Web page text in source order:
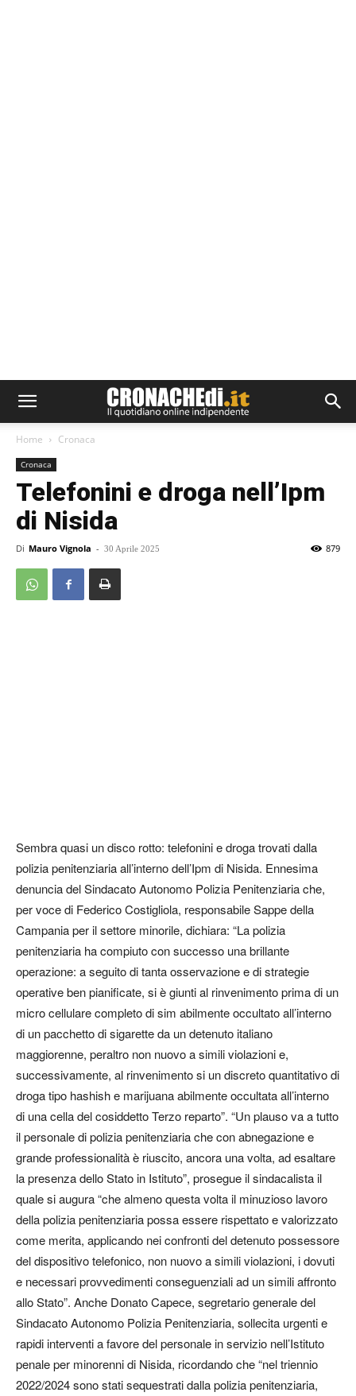
Home Cronaca
Cronaca
Telefonini e droga nell’Ipm
di Nisida
Di Mauro Vignola - 30 Aprile 2025 879
Sembra quasi un disco rotto: telefonini e droga trovati dalla
polizia penitenziaria all’interno dell’Ipm di Nisida. Ennesima
denuncia del Sindacato Autonomo Polizia Penitenziaria che,
per voce di Federico Costigliola, responsabile Sappe della
Campania per il settore minorile, dichiara: “La polizia
penitenziaria ha compiuto con successo una brillante
operazione: a seguito di tanta osservazione e di strategie
operative ben pianificate, si è giunti al rinvenimento prima di un
micro cellulare completo di sim abilmente occultato all’interno
di un pacchetto di sigarette da un detenuto italiano
maggiorenne, peraltro non nuovo a simili violazioni e,
successivamente, al rinvenimento si un discreto quantitativo di
droga tipo hashish e marijuana abilmente occultata all’interno
di una cella del cosiddetto Terzo reparto”. “Un plauso va a tutto
il personale di polizia penitenziaria che con abnegazione e
grande professionalità è riuscito, ancora una volta, ad esaltare
la presenza dello Stato in Istituto”, prosegue il sindacalista il
quale si augura “che almeno questa volta il minuzioso lavoro
della polizia penitenziaria possa essere rispettato e valorizzato
come merita, applicando nei confronti del detenuto possessore
del dispositivo telefonico, non nuovo a simili violazioni, i dovuti
e necessari provvedimenti conseguenziali ad un simili affronto
allo Stato”. Anche Donato Capece, segretario generale del
Sindacato Autonomo Polizia Penitenziaria, sollecita urgenti e
rapidi interventi a favore del personale in servizio nell’Istituto
penale per minorenni di Nisida, ricordando che “nel triennio
2022/2024 sono stati sequestrati dalla polizia penitenziaria,